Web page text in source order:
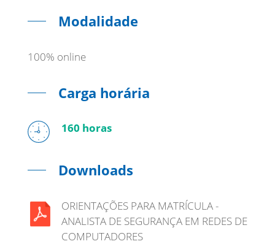
Modalidade
100% online
Carga horária
160 horas
Downloads
ORIENTAÇÕES PARA MATRÍCULA -
ANALISTA DE SEGURANÇA EM REDES DE
COMPUTADORES